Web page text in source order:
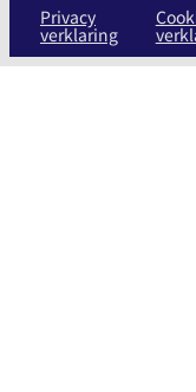
Privacy
verklaring